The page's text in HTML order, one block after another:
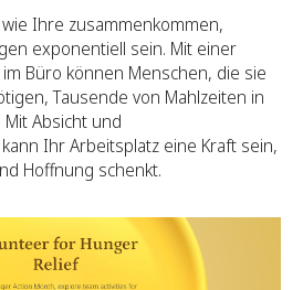
Ihre zusammenkommen,
exponentiell sein. Mit einer
Büro können Menschen, die sie
Tausende von Mahlzeiten in
Absicht und
Ihr Arbeitsplatz eine Kraft sein,
Hoffnung schenkt.